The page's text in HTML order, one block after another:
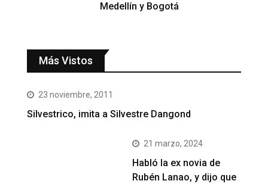
Medellín y Bogotá
Más Vistos
23 noviembre, 2011
Silvestrico, imita a Silvestre Dangond
21 marzo, 2024
Habló la ex novia de
Rubén Lanao, y dijo que